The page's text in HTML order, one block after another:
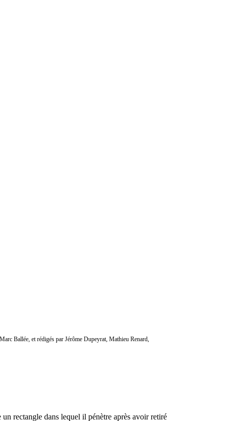
Ballée, et rédigés par Jérôme Dupeyrat, Mathieu Renard,
rectangle dans lequel il pénètre après avoir retiré